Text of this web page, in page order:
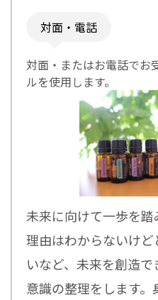
対面・電話
対面・またはお電話でお
ルを使用します。
未来に向けて一歩を
理由はわからないけ
いなど、未来を創造
意識の整理をします